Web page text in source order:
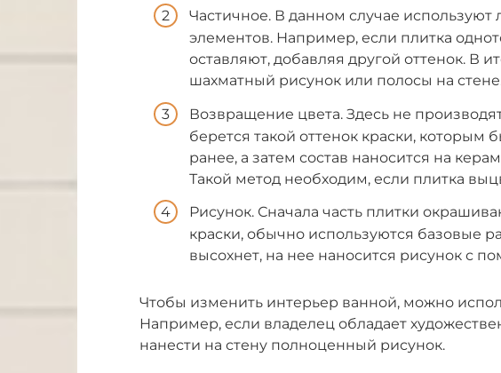
Частичное. В данном случае
элементов. Например, если плитка
оставляют, добавляя другой оттенок. В
шахматный рисунок или полосы на
Возвращение цвета. Здесь не
берется такой оттенок краски, которым
ранее, а затем состав наносится на
Такой метод необходим, если плитка
Рисунок. Сначала часть плитки
краски, обычно используются базовые
высохнет, на нее наносится рисунок с
Чтобы изменить интерьер ванной, можно
Например, если владелец обладает
нанести на стену полноценный рисунок.